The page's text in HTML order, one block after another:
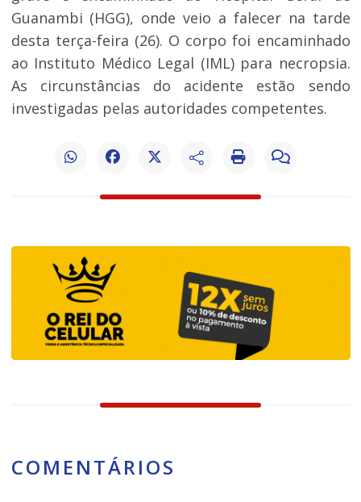
Guanambi (HGG), onde veio a falecer na tarde
desta terça-feira (26). O corpo foi encaminhado
ao Instituto Médico Legal (IML) para necropsia.
As circunstâncias do acidente estão sendo
investigadas pelas autoridades competentes.
COMENTÁRIOS